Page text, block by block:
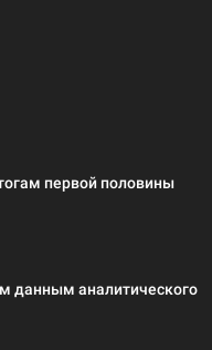
первой половины
данным аналитического